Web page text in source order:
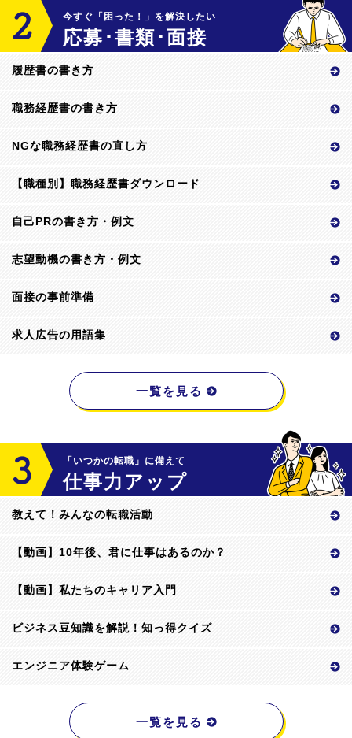
今すぐ「困った！」を解決したい
応募･書類･面接
履歴書の書き方
職務経歴書の書き方
NGな職務経歴書の直し方
【職種別】職務経歴書ダウンロード
自己PRの書き方・例文
志望動機の書き方・例文
面接の事前準備
求人広告の用語集
一覧を見る
「いつかの転職」に備えて
仕事力アップ
教えて！みんなの転職活動
【動画】10年後、君に仕事はあるのか？
【動画】私たちのキャリア入門
ビジネス豆知識を解説！知っ得クイズ
エンジニア体験ゲーム
一覧を見る